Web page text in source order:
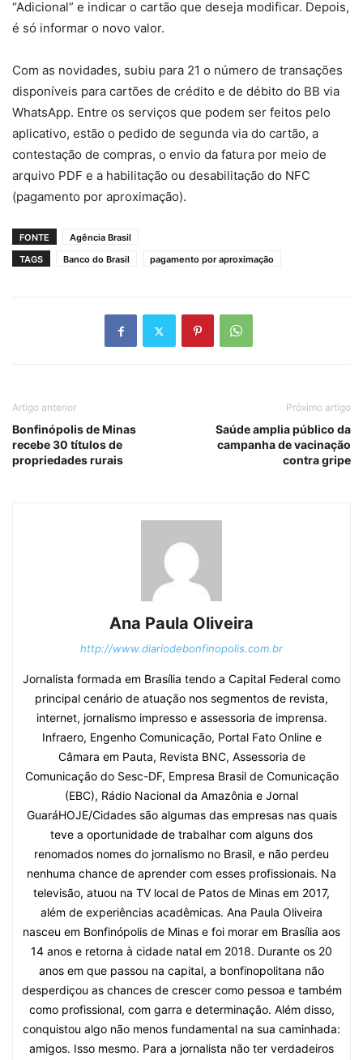
“Adicional” e indicar o cartão que deseja modificar. Depois,
é só informar o novo valor.
Com as novidades, subiu para 21 o número de transações
disponíveis para cartões de crédito e de débito do BB via
WhatsApp. Entre os serviços que podem ser feitos pelo
aplicativo, estão o pedido de segunda via do cartão, a
contestação de compras, o envio da fatura por meio de
arquivo PDF e a habilitação ou desabilitação do NFC
(pagamento por aproximação).
FONTE
Agência Brasil
TAGS
Banco do Brasil pagamento por aproximação
Artigo anterior
Bonfinópolis de Minas
recebe 30 títulos de
propriedades rurais
Próximo artigo
Saúde amplia público da
campanha de vacinação
contra gripe
Ana Paula Oliveira
http://www.diariodebonfinopolis.com.br
Jornalista formada em Brasília tendo a Capital Federal como
principal cenário de atuação nos segmentos de revista,
internet, jornalismo impresso e assessoria de imprensa.
Infraero, Engenho Comunicação, Portal Fato Online e
Câmara em Pauta, Revista BNC, Assessoria de
Comunicação do Sesc-DF, Empresa Brasil de Comunicação
(EBC), Rádio Nacional da Amazônia e Jornal
GuaráHOJE/Cidades são algumas das empresas nas quais
teve a oportunidade de trabalhar com alguns dos
renomados nomes do jornalismo no Brasil, e não perdeu
nenhuma chance de aprender com esses profissionais. Na
televisão, atuou na TV local de Patos de Minas em 2017,
além de experiências acadêmicas. Ana Paula Oliveira
nasceu em Bonfinópolis de Minas e foi morar em Brasília aos
14 anos e retorna à cidade natal em 2018. Durante os 20
anos em que passou na capital, a bonfinopolitana não
desperdiçou as chances de crescer como pessoa e também
como profissional, com garra e determinação. Além disso,
conquistou algo não menos fundamental na sua caminhada:
amigos. Isso mesmo. Para a jornalista não ter verdadeiros